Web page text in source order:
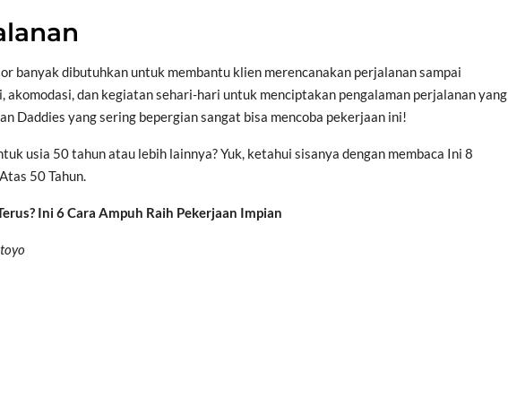
banyak dibutuhkan untuk membantu klien merencanakan perjalanan sampai
akomodasi, dan kegiatan sehari-hari untuk menciptakan pengalaman perjalanan yang
Daddies yang sering bepergian sangat bisa mencoba pekerjaan ini!
usia 50 tahun atau lebih lainnya? Yuk, ketahui sisanya dengan membaca Ini 8
50 Tahun.
Ini 6 Cara Ampuh Raih Pekerjaan Impian